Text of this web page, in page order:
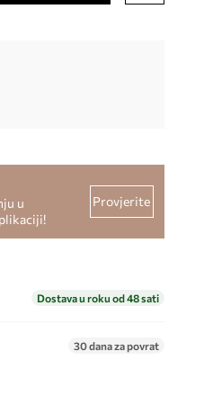
u
Provjerite
Dostava u roku od 48 sati
30 dana za povrat